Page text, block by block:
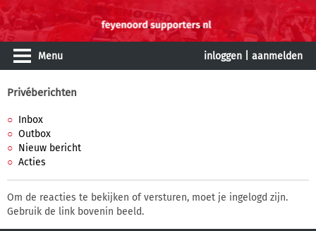
Menu inloggen aanmelden
Privéberichten
Inbox
Outbox
Nieuw bericht
Acties
Om de reacties te bekijken of versturen, moet je ingelogd zijn.
Gebruik de link bovenin beeld.